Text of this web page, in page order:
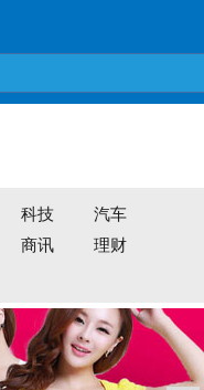
科技
汽车
商讯
理财